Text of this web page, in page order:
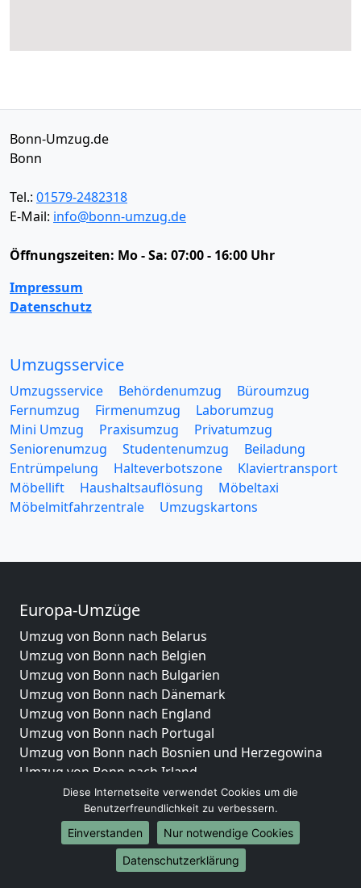
Bonn-Umzug.de
Bonn
Tel.: 01579-2482318
E-Mail: info@bonn-umzug.de
Öffnungszeiten: Mo - Sa: 07:00 - 16:00 Uhr
Impressum
Datenschutz
Umzugsservice
Umzugsservice Behördenumzug
Büroumzug
Fernumzug
Firmenumzug
Laborumzug
Mini Umzug
Praxisumzug
Privatumzug
Seniorenumzug
Studentenumzug
Beiladung
Entrümpelung
Halteverbotszone
Klaviertransport
Möbellift
Haushaltsauflösung
Möbeltaxi
Möbelmitfahrzentrale
Umzugskartons
Europa-Umzüge
Umzug von Bonn nach Belarus
Umzug von Bonn nach Belgien
Umzug von Bonn nach Bulgarien
Umzug von Bonn nach Dänemark
Umzug von Bonn nach England
Umzug von Bonn nach Portugal
Umzug von Bonn nach Bosnien und Herzegowina
Umzug von Bonn nach Irland
Umzug von Bonn nach Lettland
Umzug von Bonn nach Zypern
Umzug von Bonn nach Kroatien
Umzug von Bonn nach Estland
Umzug von Bonn nach Finnland
Diese Internetseite verwendet Cookies um die
Benutzerfreundlichkeit zu verbessern.
Einverstanden
Nur notwendige Cookies
Datenschutzerklärung